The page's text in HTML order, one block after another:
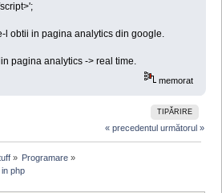
l obtii in pagina analytics din google.
pagina analytics -> real time.
memorat
TIPĂRIRE
« precedentul următorul »
» Programare»
php